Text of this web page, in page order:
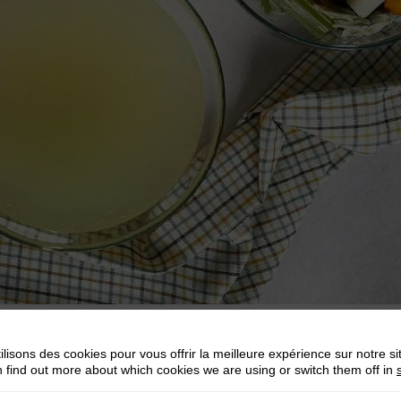
du riz bouilli
des cookies pour vous offrir la meilleure expérience sur notre
find out more about which cookies we are using or switch them off in